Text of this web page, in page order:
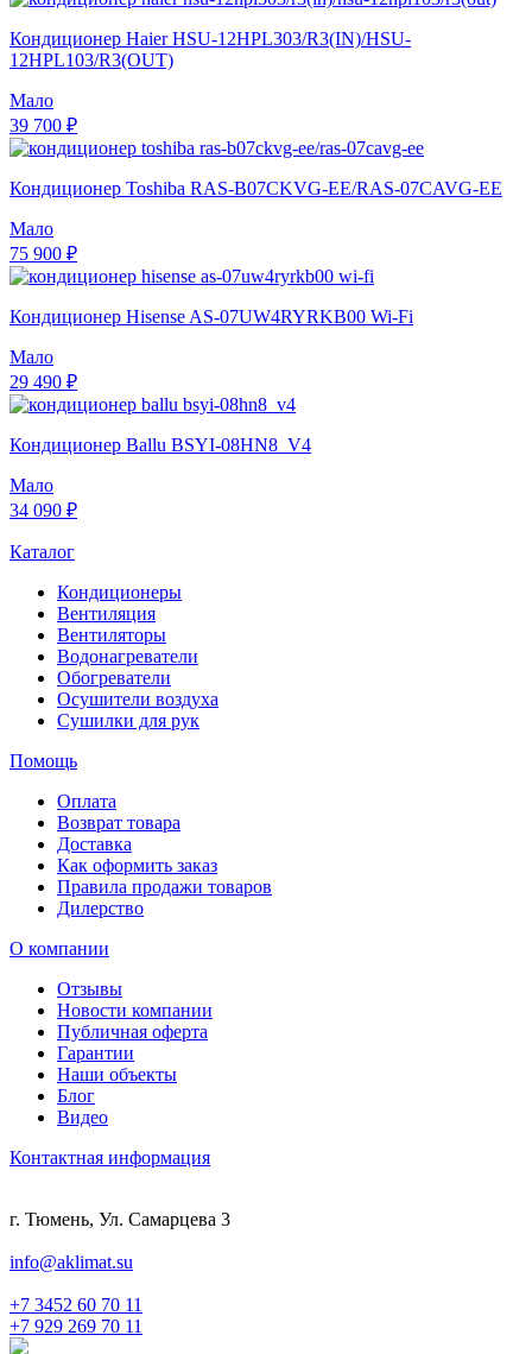
Кондиционер Haier HSU-12HPL303/R3(IN)/HSU-
12HPL103/R3(OUT)
Мало
39 700 ₽
Кондиционер Toshiba RAS-B07CKVG-EE/RAS-07CAVG-EE
Мало
75 900 ₽
Кондиционер Hisense AS-07UW4RYRKB00 Wi-Fi
Мало
29 490 ₽
Кондиционер Ballu BSYI-08HN8_V4
Мало
34 090 ₽
Каталог
Кондиционеры
Вентиляция
Вентиляторы
Водонагреватели
Обогреватели
Осушители воздуха
Сушилки для рук
Помощь
Оплата
Возврат товара
Доставка
Как оформить заказ
Правила продажи товаров
Дилерство
О компании
Отзывы
Новости компании
Публичная оферта
Гарантии
Наши объекты
Блог
Видео
Контактная информация
г. Тюмень, Ул. Самарцева 3
info@aklimat.su
+7 3452 60 70 11
+7 929 269 70 11